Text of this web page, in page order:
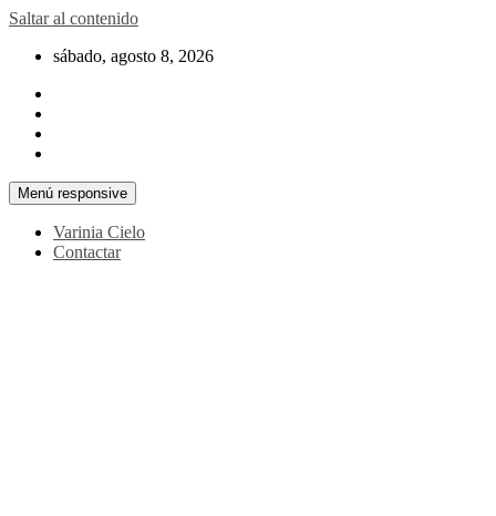
Saltar al contenido
sábado, agosto 8, 2026
Menú responsive
Varinia Cielo
Contactar